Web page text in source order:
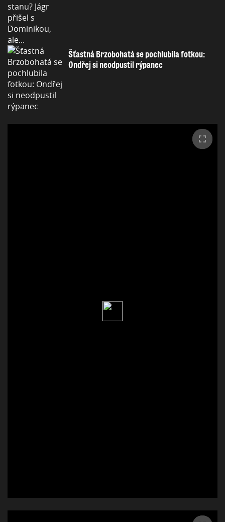
Šťastná Brzobohatá se pochlubila fotkou:
Ondřej si neodpustil rýpanec